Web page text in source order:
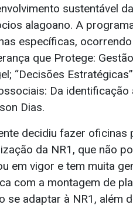
sustentável
alagoano. A
específicas,
que Protege:
“Decisões
Da identificação
Dias.
decidiu fazer
da NR1, que não
em vigor e tem muita
com a montagem de
se adaptar à NR1, além